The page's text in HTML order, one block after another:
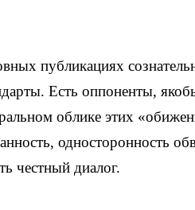
публикациях
Есть оппоненты,
облике этих
односторонность
честный диалог.